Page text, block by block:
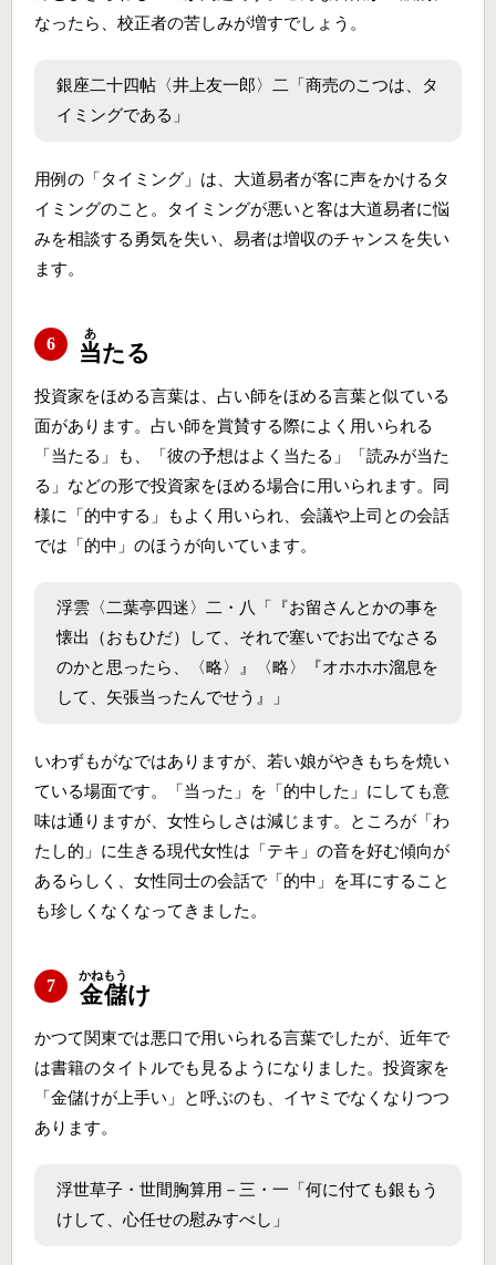
なったら、校正者の苦しみが増すでしょう。
銀座二十四帖〈井上友一郎〉二「商売のこつは、タ
イミングである」
用例の「タイミング」は、大道易者が客に声をかけるタ
イミングのこと。タイミングが悪いと客は大道易者に悩
みを相談する勇気を失い、易者は増収のチャンスを失い
ます。
6 当
あ
たる
投資家をほめる言葉は、占い師をほめる言葉と似ている
面があります。占い師を賞賛する際によく用いられる
「当たる」も、「彼の予想はよく当たる」「読みが当た
る」などの形で投資家をほめる場合に用いられます。同
様に「的中する」もよく用いられ、会議や上司との会話
では「的中」のほうが向いています。
浮雲〈二葉亭四迷〉二・八「『お留さんとかの事を
懐出（おもひだ）して、それで塞いでお出でなさる
のかと思ったら、〈略〉』〈略〉『オホホホ溜息を
して、矢張当ったんでせう』」
いわずもがなではありますが、若い娘がやきもちを焼い
ている場面です。「当った」を「的中した」にしても意
味は通りますが、女性らしさは減じます。ところが「わ
たし的」に生きる現代女性は「テキ」の音を好む傾向が
あるらしく、女性同士の会話で「的中」を耳にすること
も珍しくなくなってきました。
7 金
かね
儲
もう
け
かつて関東では悪口で用いられる言葉でしたが、近年で
は書籍のタイトルでも見るようになりました。投資家を
「金儲けが上手い」と呼ぶのも、イヤミでなくなりつつ
あります。
浮世草子・世間胸算用－三・一「何に付ても銀もう
けして、心任せの慰みすべし」